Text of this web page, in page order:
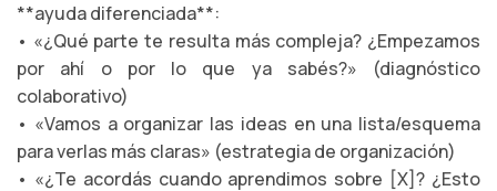
**ayuda diferenciada**:
• «¿Qué parte te resulta más compleja? ¿Empezamos
por ahí o por lo que ya sabés?» (diagnóstico
colaborativo)
• «Vamos a organizar las ideas en una lista/esquema
para verlas más claras» (estrategia de organización)
• «¿Te acordás cuando aprendimos sobre [X]? ¿Esto